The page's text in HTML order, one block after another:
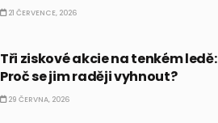
21 ČERVENCE, 2026
Tři ziskové akcie na tenkém ledě:
Proč se jim raději vyhnout?
29 ČERVNA, 2026